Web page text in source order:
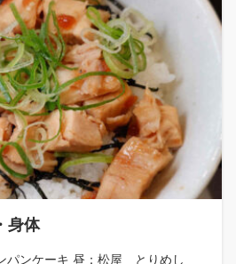
身体
ンケーキ 昼：松屋 とりめし